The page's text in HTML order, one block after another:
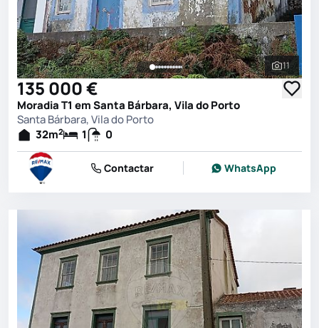
Ver
11
135 000 €
Moradia T1 em Santa Bárbara, Vila do Porto
Santa Bárbara, Vila do Porto
32m2 1 0
Contactar WhatsApp